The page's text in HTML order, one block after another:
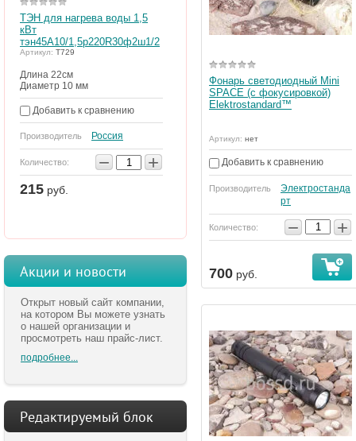
ТЭН для нагрева воды 1,5
кВт
тэн45А10/1,5р220R30ф2ш1/2
Артикул: Т729
Длина 22см
Диаметр 10 мм
Добавить к сравнению
Производитель Россия
Количество: − +
215 руб.
Акции и новости
Открыт новый сайт компании,
на котором Вы можете узнать
о нашей организации и
просмотреть наш прайс-лист.
подробнее...
Редактируемый блок
Фонарь светодиодный Mini
SPACE (с фокусировкой)
Elektrostandard™
Артикул: нет
Добавить к сравнению
Производитель
Электростанда
рт
Количество: − +
700 руб.